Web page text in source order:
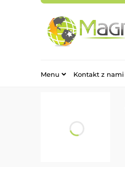
Menu Kontakt z nami